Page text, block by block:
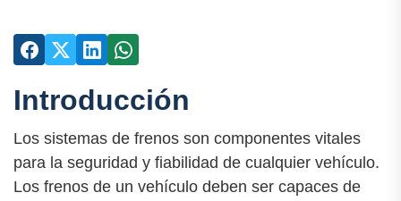
Introducción
Los sistemas de frenos son componentes vitales
para la seguridad y fiabilidad de cualquier vehículo.
Los frenos de un vehículo deben ser capaces de